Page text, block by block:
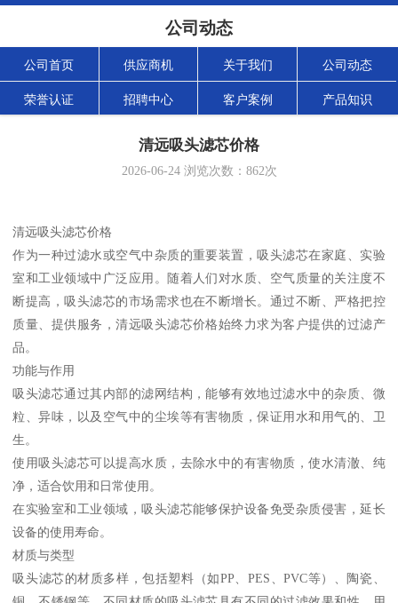
公司动态
公司首页 供应商机 关于我们 公司动态
荣誉认证 招聘中心 客户案例 产品知识
清远吸头滤芯价格
2026-06-24浏览次数： 862次
清远吸头滤芯价格
作为一种过滤水或空气中杂质的重要装置，吸头滤芯在家庭、实验
室和工业领域中广泛应用。随着人们对水质、空气质量的关注度不
断提高，吸头滤芯的市场需求也在不断增长。通过不断、严格把控
质量、提供服务，清远吸头滤芯价格始终力求为客户提供的过滤产
品。
功能与作用
吸头滤芯通过其内部的滤网结构，能够有效地过滤水中的杂质、微
粒、异味，以及空气中的尘埃等有害物质，保证用水和用气的、卫
生。
使用吸头滤芯可以提高水质，去除水中的有害物质，使水清澈、纯
净，适合饮用和日常使用。
在实验室和工业领域，吸头滤芯能够保护设备免受杂质侵害，延长
设备的使用寿命。
材质与类型
吸头滤芯的材质多样，包括塑料（如PP、PES、PVC等）、陶瓷、